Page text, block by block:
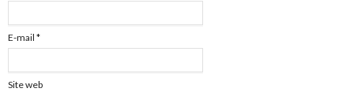
E-mail *
Site web